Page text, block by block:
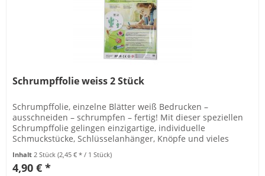
Schrumpffolie weiss 2 Stück
Schrumpffolie, einzelne Blätter weiß Bedrucken –
ausschneiden – schrumpfen – fertig! Mit dieser speziellen
Schrumpffolie gelingen einzigartige, individuelle
Schmuckstücke, Schlüsselanhänger, Knöpfe und vieles
Inhalt2 Stück(2,45 € * / 1 Stück)
4,90 € *